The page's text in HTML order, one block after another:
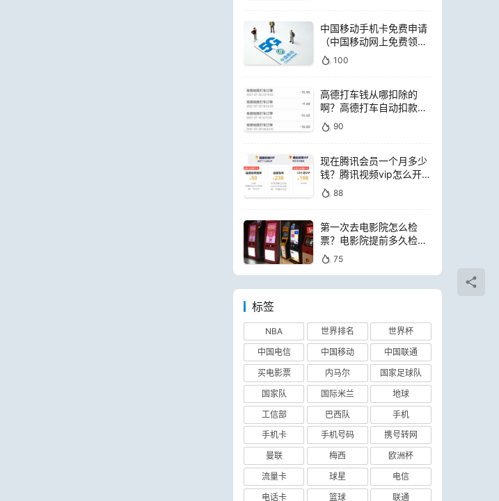
中国移动手机卡免费申请
（中国移动网上免费领电
话卡）
100
高德打车钱从哪扣除的
啊？高德打车自动扣款是
扣哪里的钱
90
现在腾讯会员一个月多少
钱？腾讯视频vip怎么开通
便宜88
第一次去电影院怎么检
票？电影院提前多久检票
进场75
标签
NBA 世界排名
世界杯
中国电信
中国移动
中国联通
买电影票
内马尔
国家足球队
国家队
国际米兰
地球
工信部
巴西队
手机
手机卡
手机号码
携号转网
曼联
梅西
欧洲杯
流量卡
球星
电信
电话卡
篮球 联通